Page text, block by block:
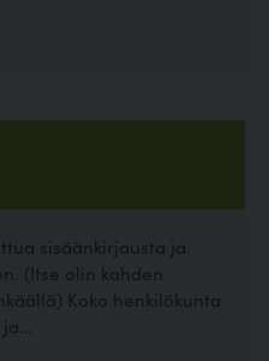
sisäänkirjausta ja
(Itse olin kahden
Koko henkilökunta